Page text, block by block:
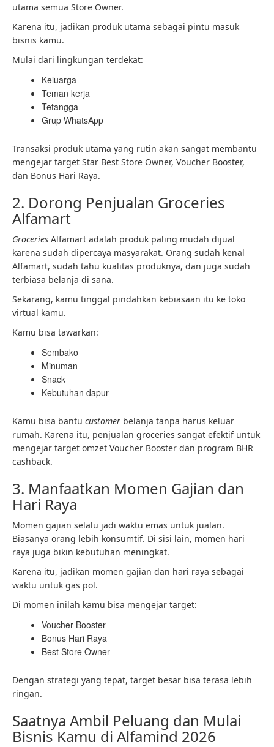
utama semua Store Owner.
Karena itu, jadikan produk utama sebagai pintu masuk
bisnis kamu.
Mulai dari lingkungan terdekat:
Keluarga
Teman kerja
Tetangga
Grup WhatsApp
Transaksi produk utama yang rutin akan sangat membantu
mengejar target Star Best Store Owner, Voucher Booster,
dan Bonus Hari Raya.
2. Dorong Penjualan Groceries
Alfamart
Groceries Alfamart adalah produk paling mudah dijual
karena sudah dipercaya masyarakat. Orang sudah kenal
Alfamart, sudah tahu kualitas produknya, dan juga sudah
terbiasa belanja di sana.
Sekarang, kamu tinggal pindahkan kebiasaan itu ke toko
virtual kamu.
Kamu bisa tawarkan:
Sembako
Minuman
Snack
Kebutuhan dapur
Kamu bisa bantu customer belanja tanpa harus keluar
rumah. Karena itu, penjualan groceries sangat efektif untuk
mengejar target omzet Voucher Booster dan program BHR
cashback.
3. Manfaatkan Momen Gajian dan
Hari Raya
Momen gajian selalu jadi waktu emas untuk jualan.
Biasanya orang lebih konsumtif. Di sisi lain, momen hari
raya juga bikin kebutuhan meningkat.
Karena itu, jadikan momen gajian dan hari raya sebagai
waktu untuk gas pol.
Di momen inilah kamu bisa mengejar target:
Voucher Booster
Bonus Hari Raya
Best Store Owner
Dengan strategi yang tepat, target besar bisa terasa lebih
ringan.
Saatnya Ambil Peluang dan Mulai
Bisnis Kamu di Alfamind 2026